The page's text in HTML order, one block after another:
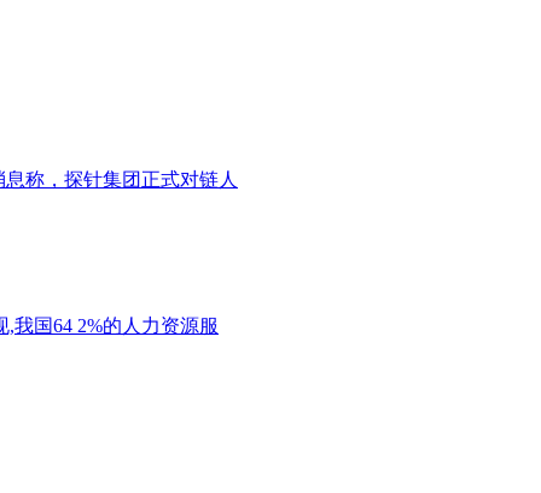
称，探针集团正式对链人
我国64 2%的人力资源服